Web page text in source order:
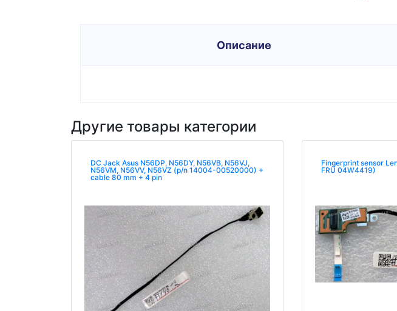
Описание
Другие товары категории
DC Jack Asus N56DP, N56DY, N56VB, N56VJ,
N56VM, N56VV, N56VZ (p/n 14004-00520000) +
cable 80 mm + 4 pin
Fingerprint sensor
FRU 04W4419)